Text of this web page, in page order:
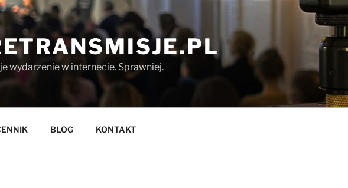
wydarzenie w internecie. Sprawniej.
BLOG KONTAKT